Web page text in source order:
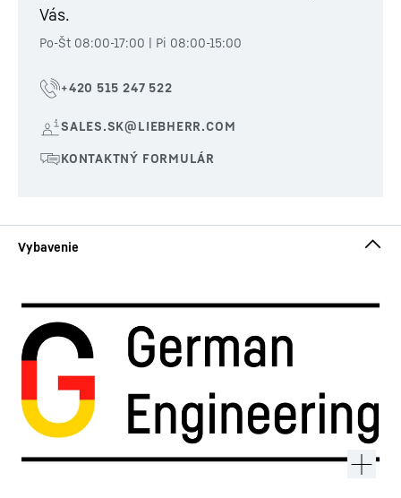
Vás.
Po-Št 08:00-17:00 | Pi 08:00-15:00